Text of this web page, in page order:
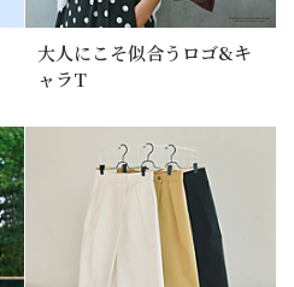
大人にこそ似合うロゴ&キ
ャラT